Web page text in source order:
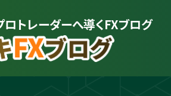
ロトレーダーへ導くFXブログ